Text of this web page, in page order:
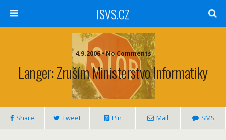
ISVS.CZ
4.9.2006 • No Comments
Langer: Zruším Ministerstvo Informatiky
Share Tweet Pin Mail SMS